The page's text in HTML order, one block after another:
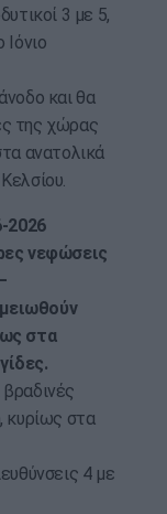
3 με 5,
και θα
της χώρας
ανατολικά
2026
νεφώσεις
στα
κυρίως στα
4 με